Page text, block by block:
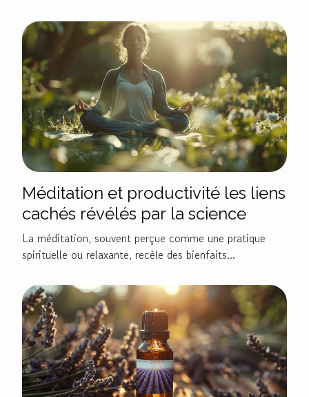
Méditation et productivité les liens
cachés révélés par la science
La méditation, souvent perçue comme une pratique
spirituelle ou relaxante, recèle des bienfaits...